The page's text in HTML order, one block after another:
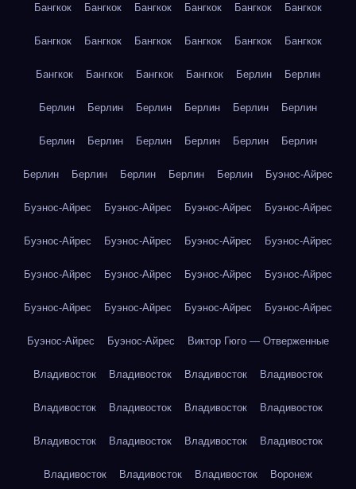
Бангкок Бангкок Бангкок Бангкок Бангкок Бангкок
Бангкок Бангкок Бангкок Бангкок Бангкок Бангкок
Бангкок Бангкок Бангкок Бангкок Берлин Берлин
Берлин Берлин Берлин Берлин Берлин Берлин
Берлин Берлин Берлин Берлин Берлин Берлин
Берлин Берлин Берлин Берлин Берлин Буэнос-Айрес
Буэнос-Айрес Буэнос-Айрес Буэнос-Айрес Буэнос-Айрес
Буэнос-Айрес Буэнос-Айрес Буэнос-Айрес Буэнос-Айрес
Буэнос-Айрес Буэнос-Айрес Буэнос-Айрес Буэнос-Айрес
Буэнос-Айрес Буэнос-Айрес Буэнос-Айрес Буэнос-Айрес
Буэнос-Айрес Буэнос-Айрес Виктор Гюго — Отверженные
Владивосток Владивосток Владивосток Владивосток
Владивосток Владивосток Владивосток Владивосток
Владивосток Владивосток Владивосток Владивосток
Владивосток Владивосток Владивосток Воронеж